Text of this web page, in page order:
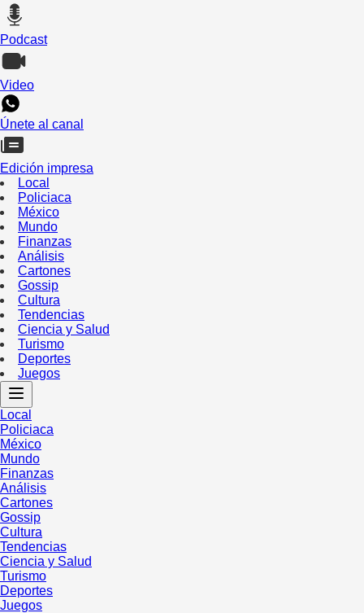
Podcast
Video
Únete al canal
Edición impresa
Local
Policiaca
México
Mundo
Finanzas
Análisis
Cartones
Gossip
Cultura
Tendencias
Ciencia y Salud
Turismo
Deportes
Juegos
Local
Policiaca
México
Mundo
Finanzas
Análisis
Cartones
Gossip
Cultura
Tendencias
Ciencia y Salud
Turismo
Deportes
Juegos